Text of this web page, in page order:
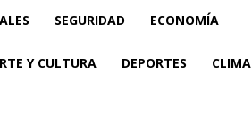
SEGURIDAD ECONOMÍA
Y CULTURA DEPORTES CLIMA